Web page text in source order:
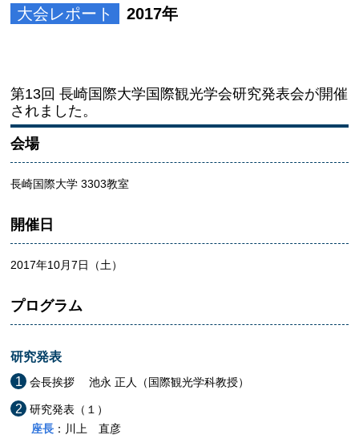
大会レポート 2017年
第13回 長崎国際大学国際観光学会研究発表会が開催
されました。
会場
長崎国際大学 3303教室
開催日
2017年10月7日（土）
プログラム
研究発表
会長挨拶 池永 正人（国際観光学科教授）
研究発表（１）
座長 ：川上 直彦